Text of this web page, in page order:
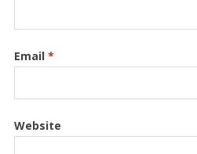
Email *
Website